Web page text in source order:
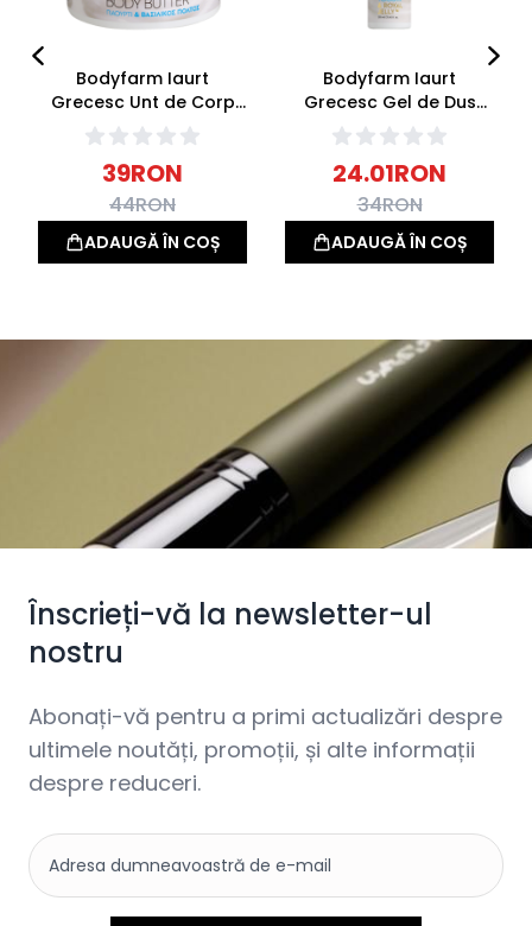
Bodyfarm Iaurt
Grecesc Unt de Corp
Body Butter 200ml
39RON
44RON
ADAUGĂ ÎN COȘ
Bodyfarm Iaurt
Grecesc Gel de Dus
250ml
24.01RON
34RON
ADAUGĂ ÎN COȘ
Înscrieți-vă la newsletter-ul
nostru
Abonați-vă pentru a primi actualizări despre
ultimele noutăți, promoții, și alte informații
despre reduceri.